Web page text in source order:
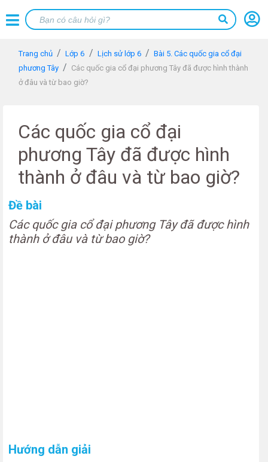
Trang chủ Lớp 6 Lịch sử lớp 6
Bài 5. Các quốc gia cổ đại
phương Tây
Các quốc gia cổ đại phương Tây đã được hình thành
ở đâu và từ bao giờ?
Các quốc gia cổ đại
phương Tây đã được hình
thành ở đâu và từ bao giờ?
Đề bài
Các quốc gia cổ đại phương Tây đã được hình
thành ở đâu và từ bao giờ?
Hướng dẫn giải